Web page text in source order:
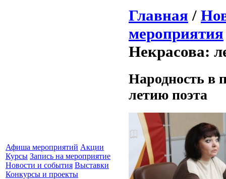
Афиша мероприятий Акции
Курсы Запись на мероприятие
Новости и события Выставки
Конкурсы и проекты
Главная /
мероприятия
Некрасова:
Народность в
летию поэта